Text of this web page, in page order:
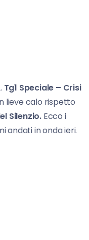
Tg1 Speciale – Crisi
lieve calo rispetto
Silenzio. Ecco i
andati in onda ieri.